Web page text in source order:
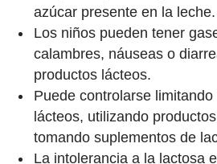
azúcar presente en la leche.
Los niños pueden tener
calambres, náuseas o
productos lácteos.
Puede controlarse
lácteos, utilizando
tomando suplementos de
La intolerancia a la lactosa